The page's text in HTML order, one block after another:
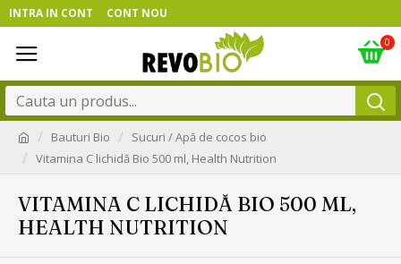
INTRA IN CONT CONT NOU
0
Bauturi Bio
Sucuri / Apă de cocos bio
Vitamina C lichidă Bio 500 ml, Health Nutrition
VITAMINA C LICHIDĂ BIO 500 ML,
HEALTH NUTRITION